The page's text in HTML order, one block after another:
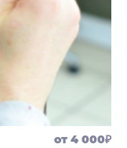
от 4 000₽